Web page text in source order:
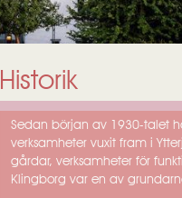
Historik
Sedan början av 1930-talet
verksamheter vuxit fram i
gårdar, verksamheter för
Klingborg var en av